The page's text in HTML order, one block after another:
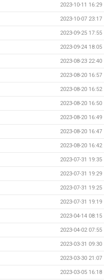
2023-10-11 16:29
2023-10-07 23:17
2023-09-25 17:55
2023-09-24 18:05
2023-08-23 22:40
2023-08-20 16:57
2023-08-20 16:52
2023-08-20 16:50
2023-08-20 16:49
2023-08-20 16:47
2023-08-20 16:42
2023-07-31 19:35
2023-07-31 19:29
2023-07-31 19:25
2023-07-31 19:19
2023-04-14 08:15
2023-04-02 07:55
2023-03-31 09:30
2023-03-30 21:07
2023-03-05 16:18